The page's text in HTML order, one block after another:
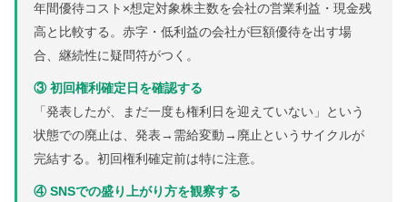
年間優待コスト×想定対象株主数を会社の営業利益・現金残
高と比較する。赤字・低利益の会社が巨額優待を出す場
合、継続性に疑問符がつく。
③ 初回権利確定日を確認する
「発表したが、まだ一度も権利日を迎えていない」という
状態での廃止は、発表→需給変動→廃止というサイクルが
完結する。初回権利確定前は特に注意。
④ SNSでの盛り上がり方を観察する